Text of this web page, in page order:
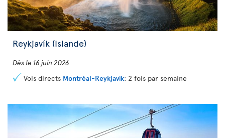
Reykjavík (Islande)
Dès le 16 juin 2026
Vols directs Montréal-Reykjavík: 2 fois par semaine